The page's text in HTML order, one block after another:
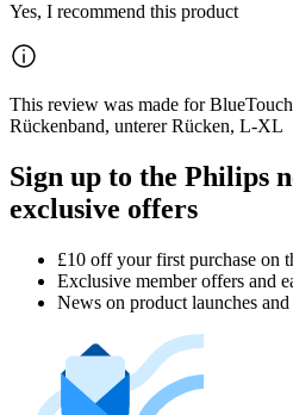
Yes, I recommend this product
This review was made for
Rückenband, unterer Rücken, L-XL
Sign up to the Philips
exclusive offers
£10 off your first purchase on
Exclusive member offers and
News on product launches